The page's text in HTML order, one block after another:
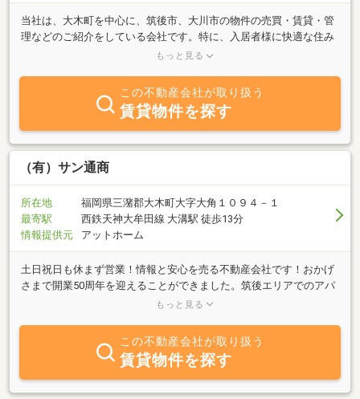
当社は、大木町を中心に、筑後市、大川市の物件の売買・賃貸・管
理などのご紹介をしている会社です。特に、入居者様に快適な住み
ごこちを提供するために、物件の管理に力を入れております。入居
まいいただくことが最大の空室対策と考えているからです。「売り
たい」「買いたい」「貸したい」「借りたい」お客様だけでなく、
お持ちの物件を適切に管理してもらいたいお客様のご来店もお待ち
しております。何でもお気軽にご相談ください。
もっと見る
この不動産会社が取り扱う
賃貸物件を探す
（有）サン通商
所在地
福岡県三潴郡大木町大字大角１０９４－１
最寄駅
西鉄天神大牟田線 大溝駅 徒歩13分
情報提供元
アットホーム
土日祝日も休まず営業！情報と安心を売る不動産会社です！おかげ
さまで開業50周年を迎えることができました。筑後エリアでのアパ
ート・土地・家・店舗など、土地建物、不動産のことならなんでも
三潴・筑後・柳川・大川など、広域の情報をご提供させて頂きま
す。また、住宅情報を集約しましたスマイルというフリーペーパー
も発刊しておりますのでおみかけの際はどうぞお気軽にご利用下さ
い。
もっと見る
この不動産会社が取り扱う
賃貸物件を探す